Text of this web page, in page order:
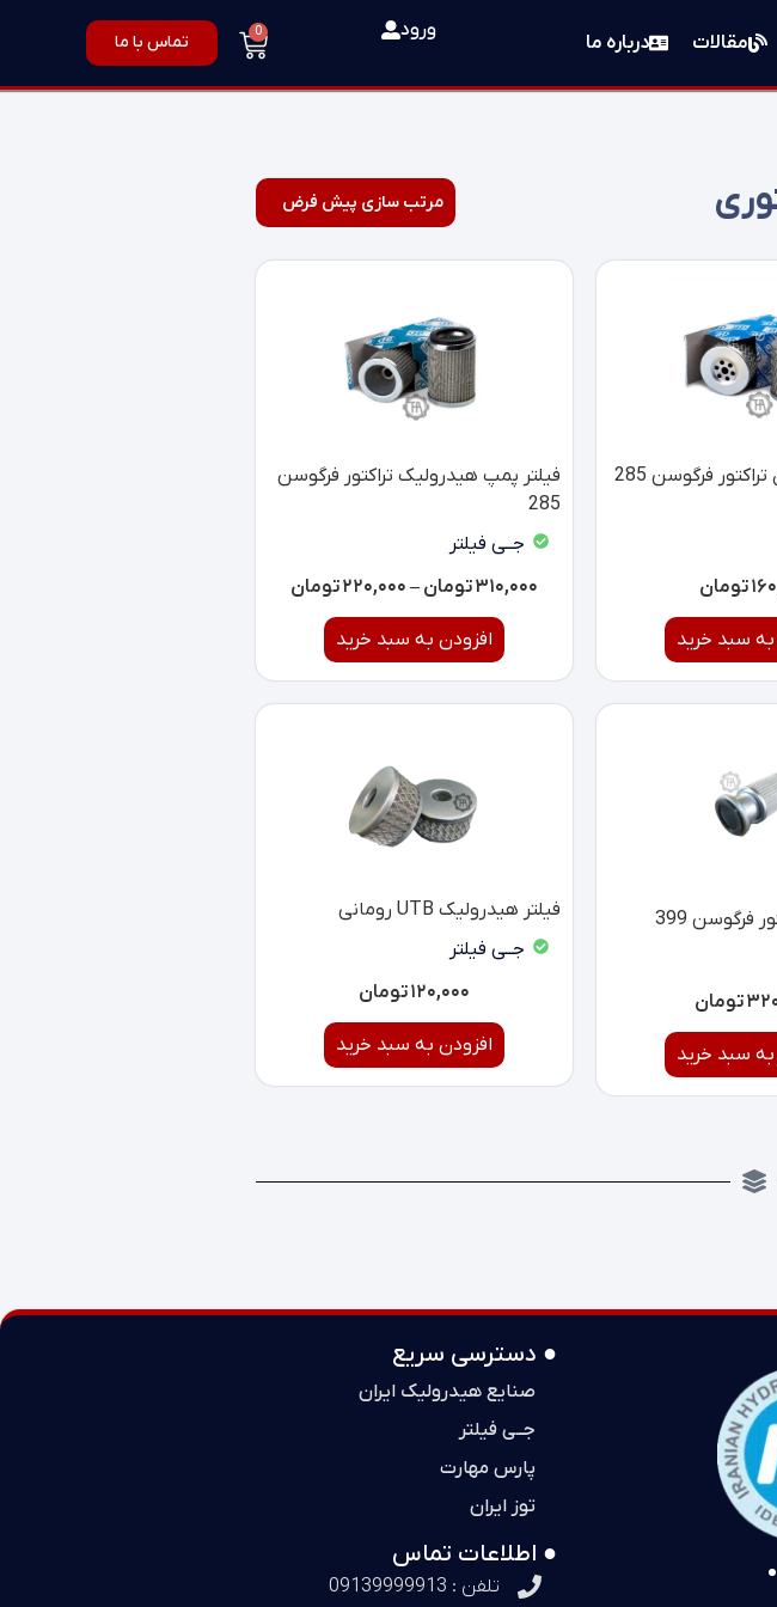
مقالات درباره ما
ورود 0 تماس با ما
فیلتر پمپ فرمان تراکتور فرگوسن 285
تومان
به سبد خرید
فیلتر پمپ هیدرولیک تراکتور فرگوسن
285
جــی فیلتر
۳۱۰,۰۰۰تومان – ۲۲۰,۰۰۰تومان
افزودن به سبد خرید
فرگوسن 399
تومان
به سبد خرید
فیلتر هیدرولیک UTB رومانی
جــی فیلتر
۱۲۰,۰۰۰تومان
افزودن به سبد خرید
● دسترسی سریع
صنایع هیدرولیک ایران
جــی فیلتر
پارس مهارت
توز ایران
● اطلاعات تماس
تلفن : 09139999913